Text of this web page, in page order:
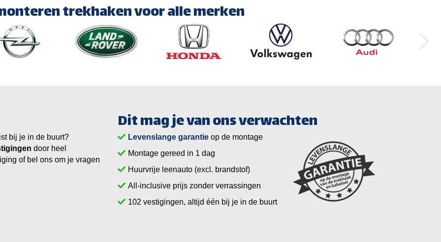
trekhaken voor alle merken
bij je in de buurt?
door heel
of bel ons om je vragen
Dit mag je van ons verwachten
Levenslange garantie op de montage
Montage gereed in 1 dag
Huurvrije leenauto (excl. brandstof)
All-inclusive prijs zonder verrassingen
vestigingen, altijd één bij je in de buurt